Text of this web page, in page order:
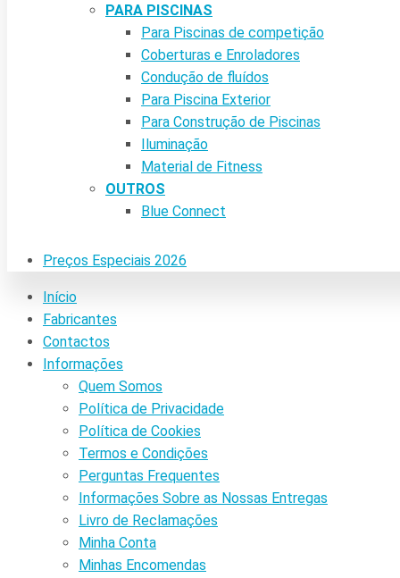
PARA PISCINAS
Para Piscinas de competição
Coberturas e Enroladores
Condução de fluídos
Para Piscina Exterior
Para Construção de Piscinas
Iluminação
Material de Fitness
OUTROS
Blue Connect
Preços Especiais 2026
Início
Fabricantes
Contactos
Informações
Quem Somos
Política de Privacidade
Política de Cookies
Termos e Condições
Perguntas Frequentes
Informações Sobre as Nossas Entregas
Livro de Reclamações
Minha Conta
Minhas Encomendas